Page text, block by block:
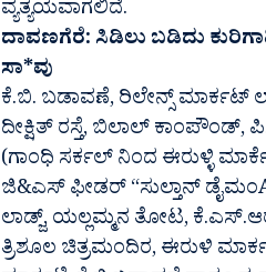
ವ್ಯತ್ಯಯವಾಗಲಿದೆ.
ದಾವಣಗೆರೆ: ಸಿಡಿಲು ಬಡಿದು
ಸಾ*ವು
ಕೆ.ಬಿ. ಬಡಾವಣೆ, ರಿಲೇನ್ಸ್ ಮಾರ್ಕಟ್
ದೀಕ್ಷಿತ್ ರಸ್ತೆ, ಬಿಲಾಲ್ ಕಾಂಪೌಂಡ್,
(ಗಾಂಧಿ ಸರ್ಕಲ್ ನಿಂದ ಈರುಳ್ಳಿ
ಜಿ&ಎಸ್ ಫೀಡರ್ “ಸುಲ್ತಾನ್
ಲಾಡ್ಜ್, ಯಲ್ಲಮ್ಮನ ತೋಟ,
ತ್ರಿಶೂಲ ಚಿತ್ರಮಂದಿರ, ಈರುಳಿ